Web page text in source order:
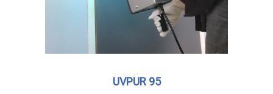
UVPUR 95